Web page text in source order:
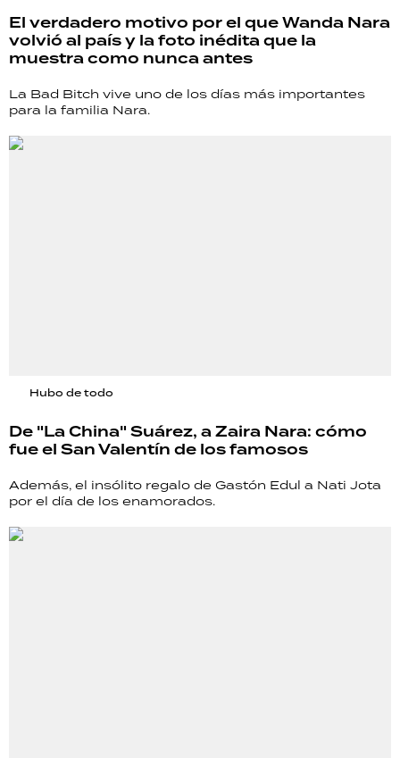
El verdadero motivo por el que Wanda Nara
volvió al país y la foto inédita que la
muestra como nunca antes
La Bad Bitch vive uno de los días más importantes
para la familia Nara.
Hubo de todo
De "La China" Suárez, a Zaira Nara: cómo
fue el San Valentín de los famosos
Además, el insólito regalo de Gastón Edul a Nati Jota
por el día de los enamorados.
TECNOLOGÍA
RECETAS
PALABRAS